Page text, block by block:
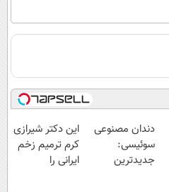
دندان مصنوعی
سوئیسی:
جدیدترین
این دکتر شیرازی
کرم ترمیم زخم
ایرانی را